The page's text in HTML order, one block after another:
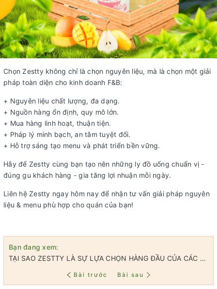
Chọn Zestty không chỉ là chọn nguyên liệu, mà là chọn một giải
pháp toàn diện cho kinh doanh F&B:
+ Nguyên liệu chất lượng, đa dạng.
+ Nguồn hàng ổn định, quy mô lớn.
+ Mua hàng linh hoạt, thuận tiện.
+ Pháp lý minh bạch, an tâm tuyệt đối.
+ Hỗ trợ sáng tạo menu và phát triển bền vững.
Hãy để Zestty cùng bạn tạo nên những ly đồ uống chuẩn vị -
đúng gu khách hàng - gia tăng lợi nhuận mỗi ngày.
Liên hệ Zestty ngay hôm nay để nhận tư vấn giải pháp nguyên
liệu & menu phù hợp cho quán của bạn!
Bạn đang xem:
TẠI SAO ZESTTY LÀ SỰ LỰA CHỌN HÀNG ĐẦU CỦA CÁC ĐẠI LÝ & CHỦ QUÁN?
Bài trước Bài sau